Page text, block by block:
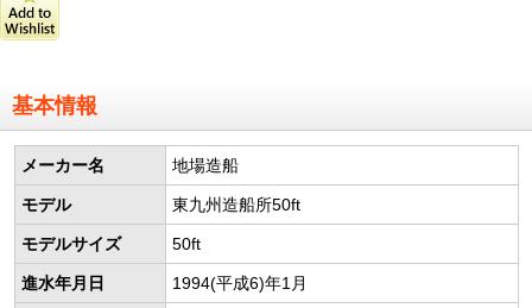
基本情報
メーカー名 地場造船
モデル 東九州造船所50ft
モデルサイズ 50ft
進水年月日 1994(平成6)年1月